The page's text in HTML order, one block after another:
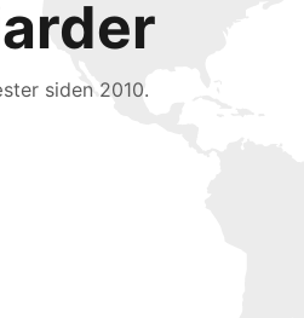
siden 2010.
i dag